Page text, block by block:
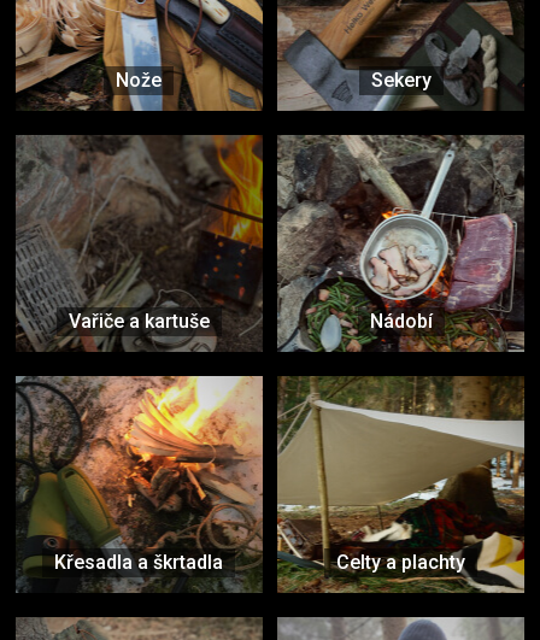
Nože Sekery
Vařiče a kartuše Nádobí
Křesadla a škrtadla Celty a plachty